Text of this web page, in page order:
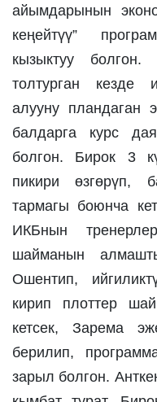
айымдарынын
кеңейтүү”
кызыктуу
толтурган кезде
алууну пландаган
балдарга курс
болгон. Бирок 3
пикири өзгөрүп,
тармагы боюнча
ИКБнын
шайманын
Ошентип,
кирип плоттер
кетсек, Зарема
берилип,
зарыл болгон.